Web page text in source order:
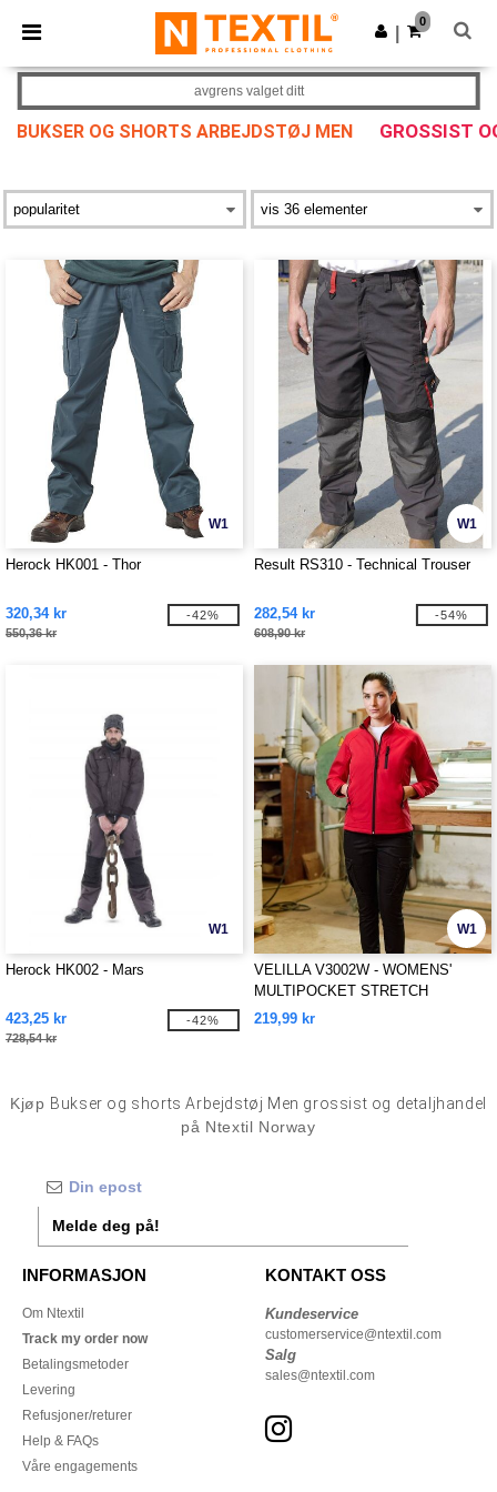
× Ntextil-app
Bedre priser i appen!
Last ned app
0
BUKSER OG SHORTS ARBEJDSTØJ MEN GROSSIST
avgrens valget ditt
W1
Herock HK001 - Thor
320,34 kr
550,36 kr
-42%
W1
Result RS310 - Technical Trouser
282,54 kr
608,90 kr
-54%
W1
Herock HK002 - Mars
423,25 kr
728,54 kr
-42%
W1
VELILLA V3002W - WOMENS'
MULTIPOCKET STRETCH
TROUSERS
219,99 kr
Kjøp Bukser og shorts Arbejdstøj Men grossist og detaljhandel
på Ntextil Norway
Melde deg på!
INFORMASJON
Om Ntextil
Track my order now
Betalingsmetoder
Levering
Refusjoner/returer
Help & FAQs
Våre engagements
KONTAKT OSS
Kundeservice
customerservice@ntextil.com
Salg
sales@ntextil.com